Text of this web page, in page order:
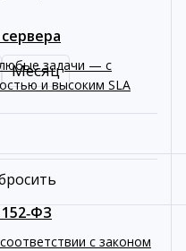
задачи — с
и высоким SLA
с законом
Месяц